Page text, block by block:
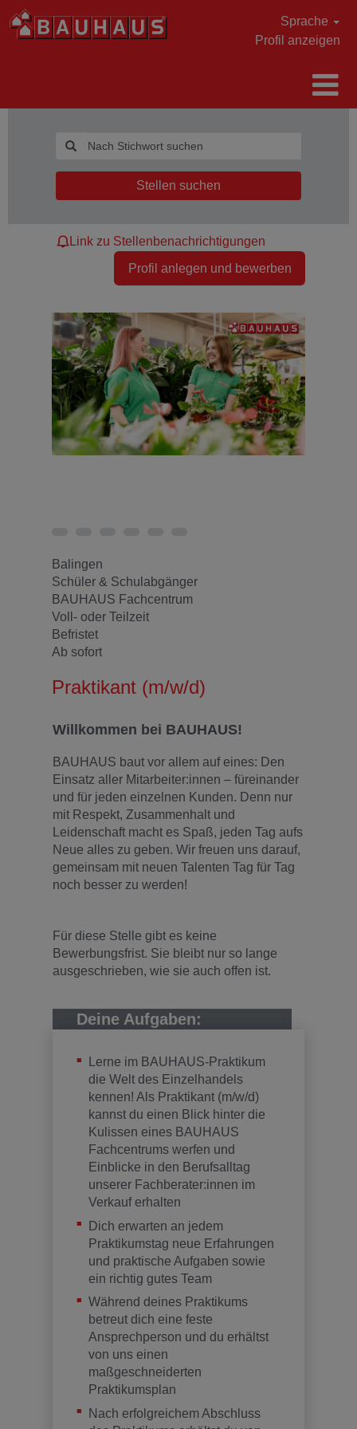
Sprache
Profil anzeigen
Stellen suchen
Link zu Stellenbenachrichtigungen
Profil anlegen und bewerben
Balingen
Schüler & Schulabgänger
BAUHAUS Fachcentrum
Voll- oder Teilzeit
Befristet
Ab sofort
Praktikant (m/w/d)
Willkommen bei BAUHAUS!
BAUHAUS baut vor allem auf eines: Den
Einsatz aller Mitarbeiter:innen – füreinander
und für jeden einzelnen Kunden. Denn nur
mit Respekt, Zusammenhalt und
Leidenschaft macht es Spaß, jeden Tag aufs
Neue alles zu geben. Wir freuen uns darauf,
gemeinsam mit neuen Talenten Tag für Tag
noch besser zu werden!
Für diese Stelle gibt es keine
Bewerbungsfrist. Sie bleibt nur so lange
ausgeschrieben, wie sie auch offen ist.
Deine Aufgaben:
Lerne im BAUHAUS-Praktikum
die Welt des Einzelhandels
kennen! Als Praktikant (m/w/d)
kannst du einen Blick hinter die
Kulissen eines BAUHAUS
Fachcentrums werfen und
Einblicke in den Berufsalltag
unserer Fachberater:innen im
Verkauf erhalten
Dich erwarten an jedem
Praktikumstag neue Erfahrungen
und praktische Aufgaben sowie
ein richtig gutes Team
Während deines Praktikums
betreut dich eine feste
Ansprechperson und du erhältst
von uns einen
maßgeschneiderten
Praktikumsplan
Nach erfolgreichem Abschluss